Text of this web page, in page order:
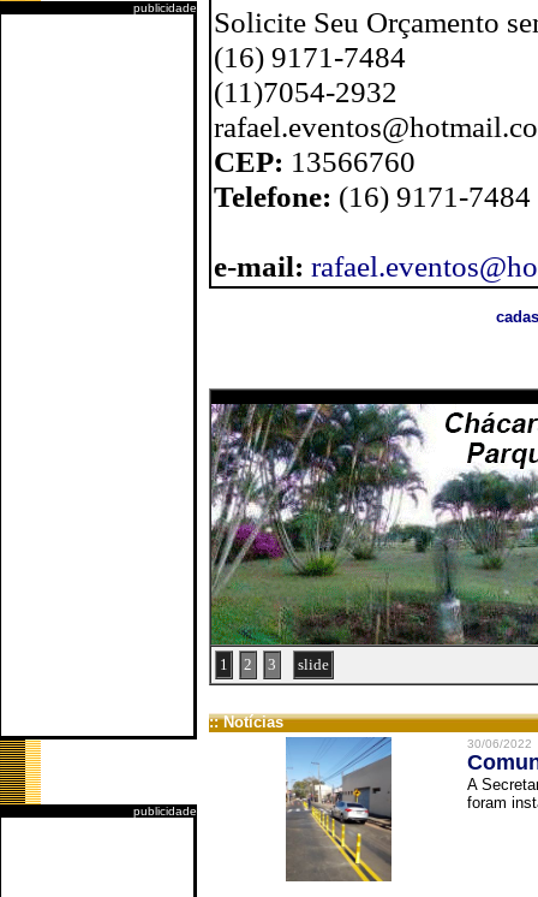
publicidade
publicidade
Solicite Seu Orçamento
(16) 9171-7484
(11)7054-2932
CEP: 13566760
Telefone: (16) 9171-7484
e-mail:
1 2 3 slide
:: Notícias
30/06/2022
A
foram